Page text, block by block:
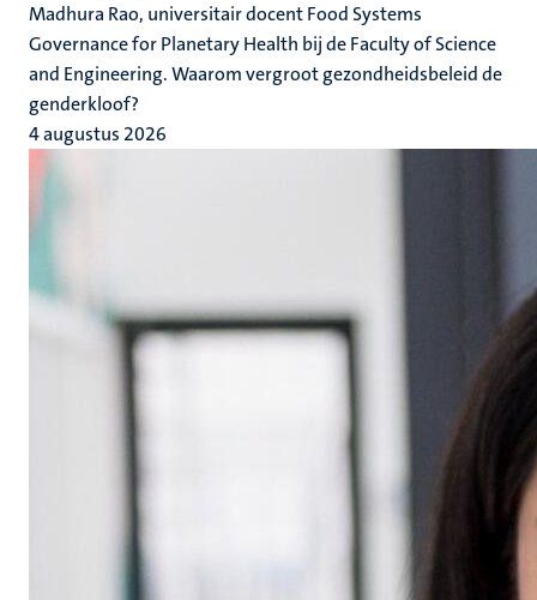
Madhura Rao, universitair docent Food Systems
Governance for Planetary Health bij de Faculty of Science
and Engineering. Waarom vergroot gezondheidsbeleid de
genderkloof?
4 augustus 2026